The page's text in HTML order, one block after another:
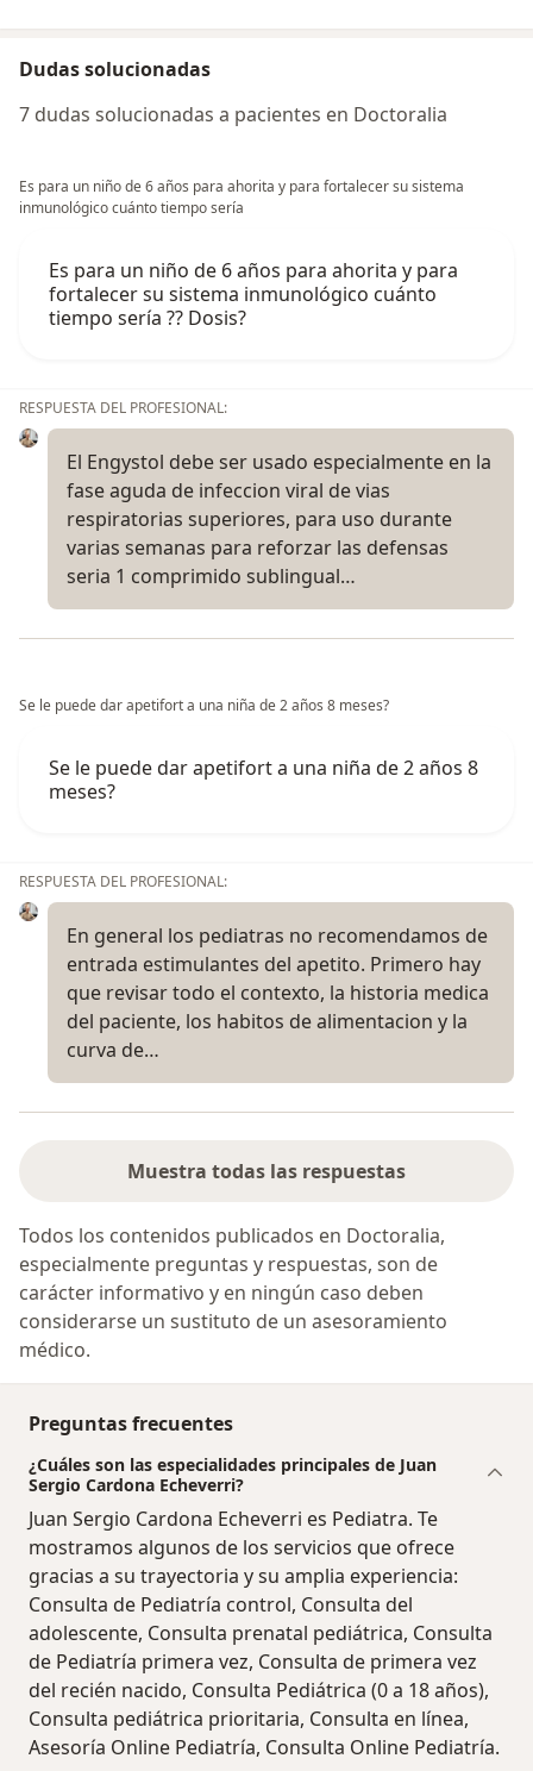
Dudas solucionadas
7 dudas solucionadas a pacientes en Doctoralia
Es para un niño de 6 años para ahorita y para fortalecer su sistema
inmunológico cuánto tiempo sería
Es para un niño de 6 años para ahorita y para
fortalecer su sistema inmunológico cuánto
tiempo sería ?? Dosis?
RESPUESTA DEL PROFESIONAL:
El Engystol debe ser usado especialmente en la
fase aguda de infeccion viral de vias
respiratorias superiores, para uso durante
varias semanas para reforzar las defensas
seria 1 comprimido sublingual…
Se le puede dar apetifort a una niña de 2 años 8 meses?
Se le puede dar apetifort a una niña de 2 años 8
meses?
RESPUESTA DEL PROFESIONAL:
En general los pediatras no recomendamos de
entrada estimulantes del apetito. Primero hay
que revisar todo el contexto, la historia medica
del paciente, los habitos de alimentacion y la
curva de…
Muestra todas las respuestas
Todos los contenidos publicados en Doctoralia,
especialmente preguntas y respuestas, son de
carácter informativo y en ningún caso deben
considerarse un sustituto de un asesoramiento
médico.
Preguntas frecuentes
¿Cuáles son las especialidades principales de Juan
Sergio Cardona Echeverri?
Juan Sergio Cardona Echeverri es Pediatra. Te
mostramos algunos de los servicios que ofrece
gracias a su trayectoria y su amplia experiencia:
Consulta de Pediatría control, Consulta del
adolescente, Consulta prenatal pediátrica, Consulta
de Pediatría primera vez, Consulta de primera vez
del recién nacido, Consulta Pediátrica (0 a 18 años),
Consulta pediátrica prioritaria, Consulta en línea,
Asesoría Online Pediatría, Consulta Online Pediatría.